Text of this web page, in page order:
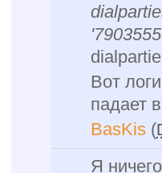
Вот
падает
BasKis (
Я